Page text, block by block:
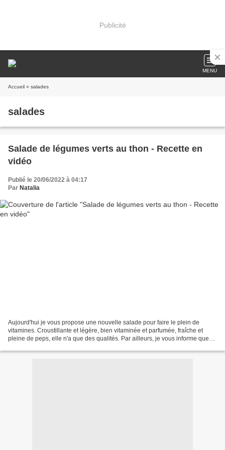
Publicité
MENU
Accueil » salades
salades
Salade de légumes verts au thon - Recette en
vidéo
Publié le 20/06/2022 à 04:17
Par Natalia
Aujourd'hui je vous propose une nouvelle salade pour faire le plein de
vitamines. Croustillante et légère, bien vitaminée et parfumée, fraîche et
pleine de peps, elle n'a que des qualités. Par ailleurs, je vous informe que